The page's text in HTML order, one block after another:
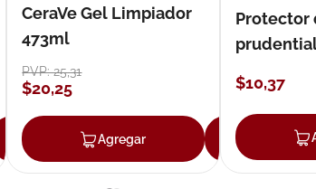
Agregar
CeraVe Gel Limpiador
473ml
PVP:25,31
$20,25
Agregar
Protector
$10,37